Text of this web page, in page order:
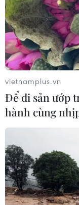
TIN CÙNG
vietnamplus.vn
Để di sản ướp
hành cùng